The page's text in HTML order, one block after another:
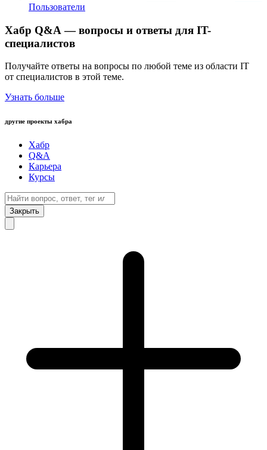
Пользователи
Хабр Q&A — вопросы и ответы для IT-
специалистов
Получайте ответы на вопросы по любой теме из области IT
от специалистов в этой теме.
Узнать больше
другие проекты хабра
Хабр
Q&A
Карьера
Курсы
Закрыть